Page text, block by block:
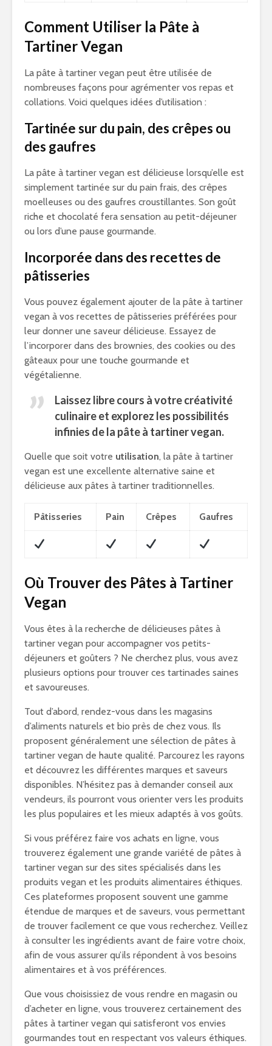
Comment Utiliser la Pâte à
Tartiner Vegan
La pâte à tartiner vegan peut être utilisée de
nombreuses façons pour agrémenter vos repas et
collations. Voici quelques idées d’utilisation :
Tartinée sur du pain, des crêpes ou
des gaufres
La pâte à tartiner vegan est délicieuse lorsqu’elle est
simplement tartinée sur du pain frais, des crêpes
moelleuses ou des gaufres croustillantes. Son goût
riche et chocolaté fera sensation au petit-déjeuner
ou lors d’une pause gourmande.
Incorporée dans des recettes de
pâtisseries
Vous pouvez également ajouter de la pâte à tartiner
vegan à vos recettes de pâtisseries préférées pour
leur donner une saveur délicieuse. Essayez de
l’incorporer dans des brownies, des cookies ou des
gâteaux pour une touche gourmande et
végétalienne.
Laissez libre cours à votre créativité
culinaire et explorez les possibilités
infinies de la pâte à tartiner vegan.
Quelle que soit votre utilisation, la pâte à tartiner
vegan est une excellente alternative saine et
délicieuse aux pâtes à tartiner traditionnelles.
Pâtisseries Pain Crêpes Gaufres
Où Trouver des Pâtes à Tartiner
Vegan
Vous êtes à la recherche de délicieuses pâtes à
tartiner vegan pour accompagner vos petits-
déjeuners et goûters ? Ne cherchez plus, vous avez
plusieurs options pour trouver ces tartinades saines
et savoureuses.
Tout d’abord, rendez-vous dans les magasins
d’aliments naturels et bio près de chez vous. Ils
proposent généralement une sélection de pâtes à
tartiner vegan de haute qualité. Parcourez les rayons
et découvrez les différentes marques et saveurs
disponibles. N’hésitez pas à demander conseil aux
vendeurs, ils pourront vous orienter vers les produits
les plus populaires et les mieux adaptés à vos goûts.
Si vous préférez faire vos achats en ligne, vous
trouverez également une grande variété de pâtes à
tartiner vegan sur des sites spécialisés dans les
produits vegan et les produits alimentaires éthiques.
Ces plateformes proposent souvent une gamme
étendue de marques et de saveurs, vous permettant
de trouver facilement ce que vous recherchez. Veillez
à consulter les ingrédients avant de faire votre choix,
afin de vous assurer qu’ils répondent à vos besoins
alimentaires et à vos préférences.
Que vous choisissiez de vous rendre en magasin ou
d’acheter en ligne, vous trouverez certainement des
pâtes à tartiner vegan qui satisferont vos envies
gourmandes tout en respectant vos valeurs éthiques.